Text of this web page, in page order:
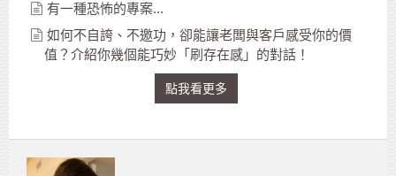
有一種恐怖的專案...
如何不自誇、不邀功，卻能讓老闆與客戶感受你的價
值？介紹你幾個能巧妙「刷存在感」的對話！
點我看更多